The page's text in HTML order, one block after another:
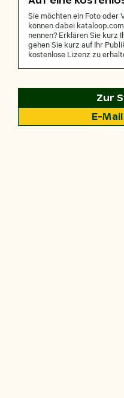
Sie möchten ein Foto oder
können dabei
nennen? Erklären Sie kurz
gehen Sie kurz auf Ihr
kostenlose Lizenz zu
Zur
E-